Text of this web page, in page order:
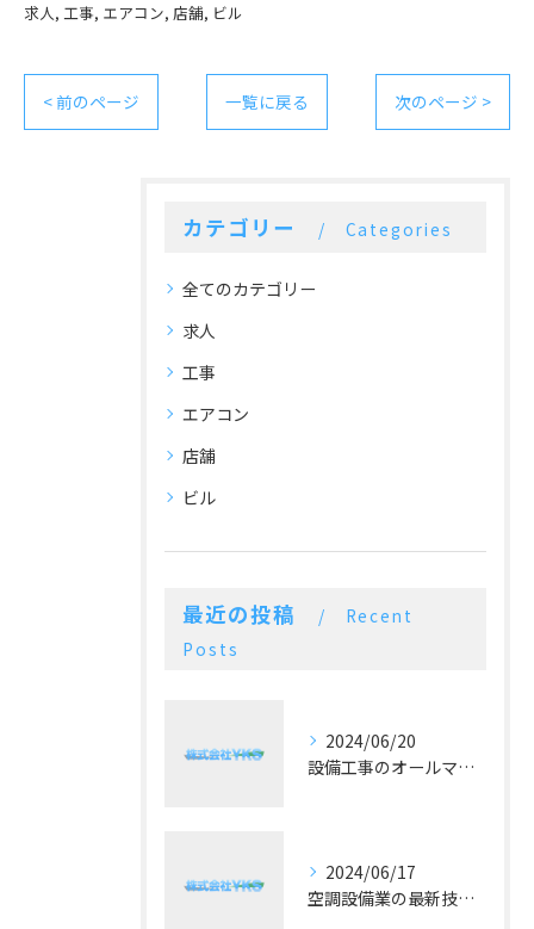
求人 工事 エアコン 店舗 ビル
< 前のページ 一覧に戻る 次のページ >
カテゴリー Categories
全てのカテゴリー
求人
工事
エアコン
店舗
ビル
最近の投稿
Recent
Posts
2024/06/20
設備工事のオールマイティー！施工実績豊富な空調設備業
2024/06/17
空調設備業の最新技術と予算に合った提案が好評！